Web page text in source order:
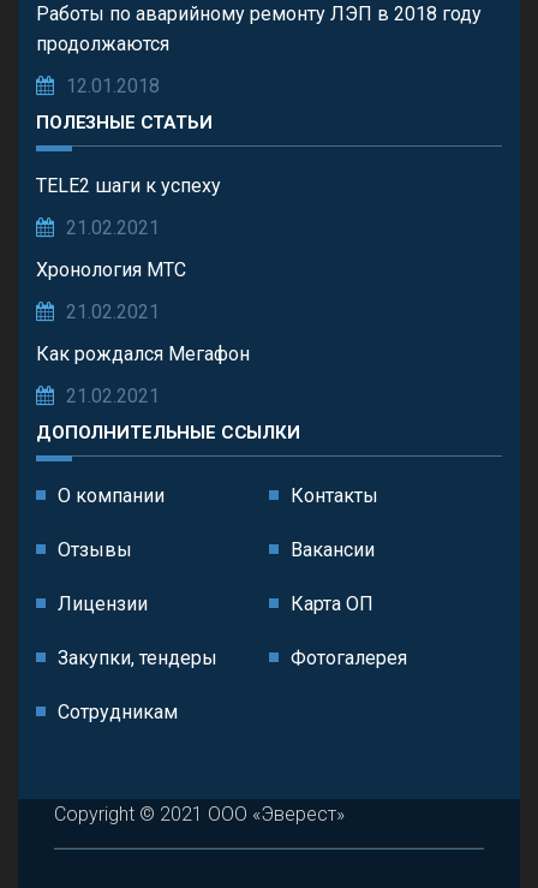
Работы по аварийному ремонту ЛЭП в 2018 году
продолжаются
12.01.2018
ПОЛЕЗНЫЕ СТАТЬИ
TELE2 шаги к успеху
21.02.2021
Хронология МТС
21.02.2021
Как рождался Мегафон
21.02.2021
ДОПОЛНИТЕЛЬНЫЕ ССЫЛКИ
О компании Контакты
Отзывы Вакансии
Лицензии Карта ОП
Закупки, тендеры Фотогалерея
Сотрудникам
Copyright © 2021 ООО «Эверест»